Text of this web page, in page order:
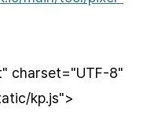
charset="UTF-8"
kp.js">